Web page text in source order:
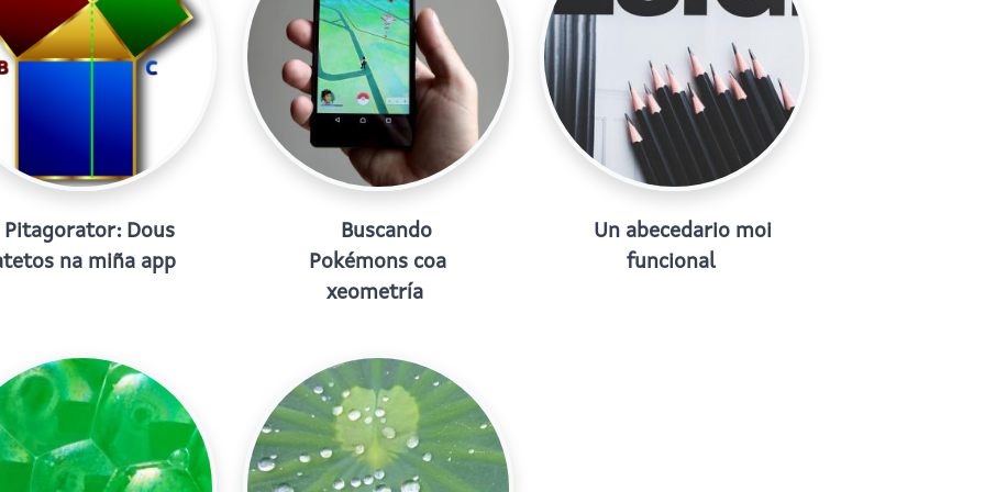
Pitagorator: Dous
na miña app
Buscando
Pokémons coa
xeometría
Un abecedario moi
funcional